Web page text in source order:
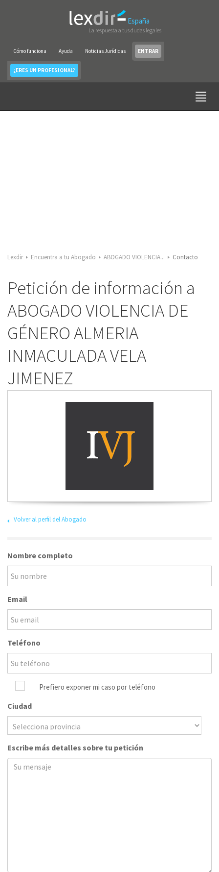
España
La respuesta a tus dudas legales
Cómo funciona Ayuda Noticias Jurídicas ENTRAR
¿ERES UN PROFESIONAL?
Lexdir Encuentra a tu Abogado ABOGADO VIOLENCIA... Contacto
Petición de información a
ABOGADO VIOLENCIA DE
GÉNERO ALMERIA
INMACULADA VELA
JIMENEZ
Volver al perfil del Abogado
Nombre completo
Email
Teléfono
Prefiero exponer mi caso por teléfono
Ciudad
Escribe más detalles sobre tu petición